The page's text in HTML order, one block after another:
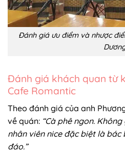
Đánh giá ưu điểm và nhược
Đánh giá khách quan từ
Cafe Romantic
Theo đánh giá của anh
về quán: “Cà phê ngon.
nhân viên nice đặc biệt là
đáo.”